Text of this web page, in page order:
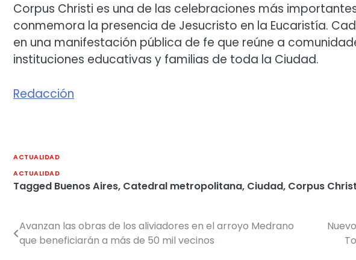
Corpus Christi es una de las celebraciones más
conmemora la presencia de Jesucristo en la Eucaristía.
en una manifestación pública de fe que reúne a
instituciones educativas y familias de toda la Ciudad.
Redacción
ACTUALIDAD
ACTUALIDAD
Tagged Buenos Aires, Catedral metropolitana, Ciudad, Corpus
Navegación
de
Avanzan las obras de los aliviadores en el arroyo Medrano
que beneficiarán a más de 50 mil vecinos